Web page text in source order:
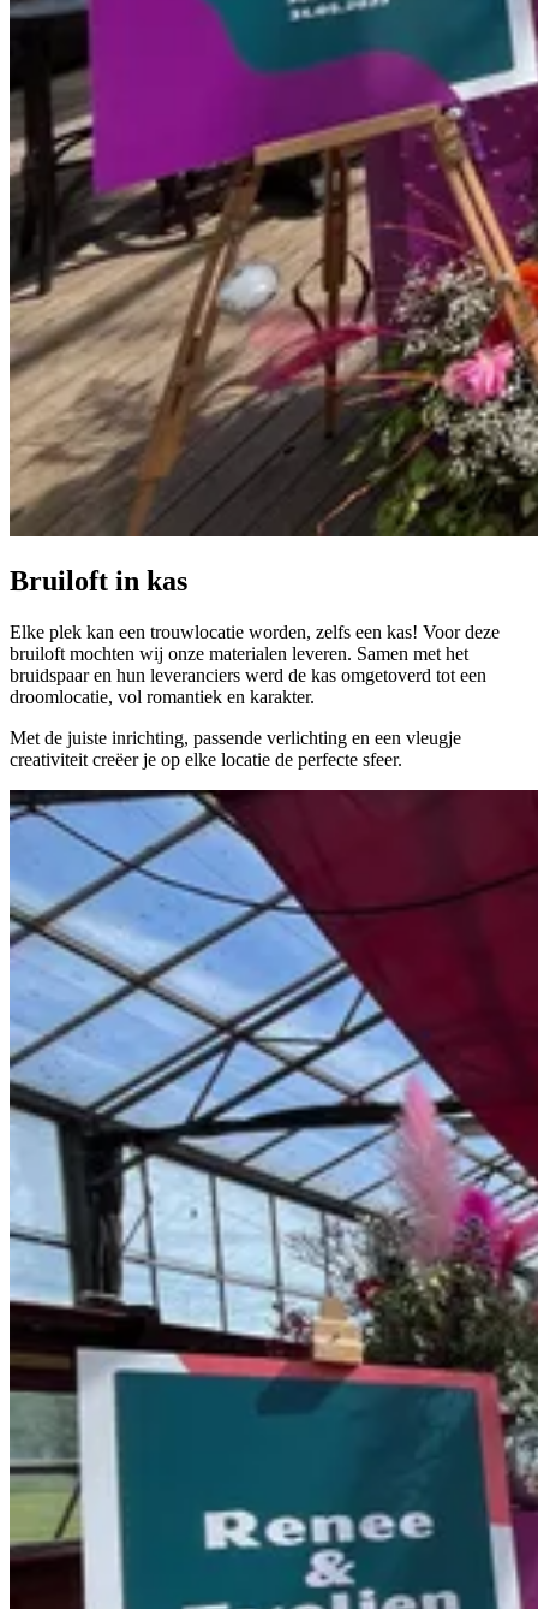
Bruiloft in kas
Elke plek kan een trouwlocatie worden, zelfs een kas! Voor deze
bruiloft mochten wij onze materialen leveren. Samen met het
bruidspaar en hun leveranciers werd de kas omgetoverd tot een
droomlocatie, vol romantiek en karakter.
Met de juiste inrichting, passende verlichting en een vleugje
creativiteit creëer je op elke locatie de perfecte sfeer.